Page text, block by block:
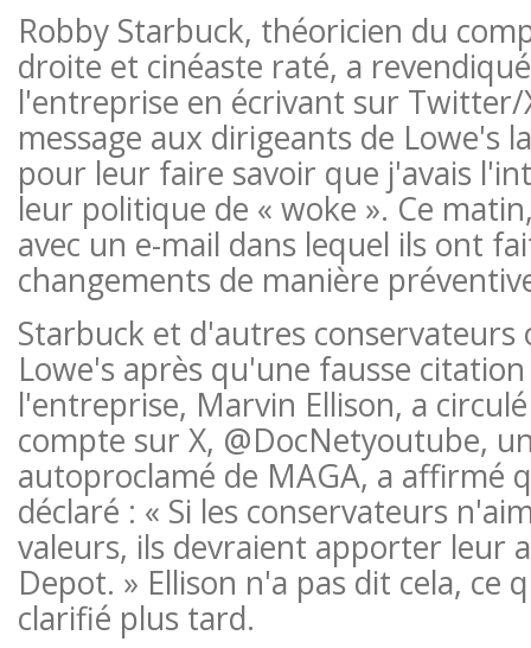
Robby Starbuck, théoricien du
droite et cinéaste raté, a
l'entreprise en écrivant sur Twitter/
message aux dirigeants de Lowe's
pour leur faire savoir que j'avais
leur politique de « woke ». Ce
avec un e-mail dans lequel ils ont
changements de manière
Starbuck et d'autres
Lowe's après qu'une fausse
l'entreprise, Marvin Ellison, a
compte sur X, @DocNetyoutube,
autoproclamé de MAGA, a affirmé
déclaré : « Si les conservateurs
valeurs, ils devraient apporter leur
Depot. » Ellison n'a pas dit cela, ce
clarifié plus tard.